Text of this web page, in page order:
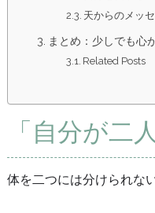
天からのメッ
まとめ：少しでも心
Related Posts
「自分が二
体を二つには分けられな